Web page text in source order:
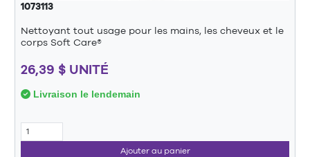
1073113
Nettoyant tout usage pour les mains, les cheveux et le
corps Soft Care®
26,39 $ UNITÉ
Livraison le lendemain
Ajouter au panier